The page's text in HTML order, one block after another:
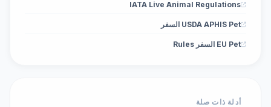
IATA Live Animal Regulations
USDA APHIS Pet السفر
EU Pet السفر Rules
أدلة ذات صلة